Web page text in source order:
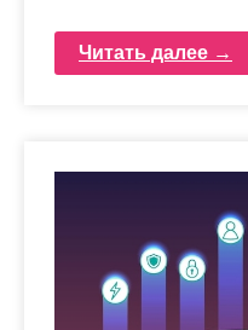
Читать далее →